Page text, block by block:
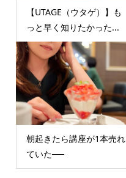
【UTAGE（ウタゲ）】も
っと早く知りたかった...
朝起きたら講座が1本売れ
ていた──